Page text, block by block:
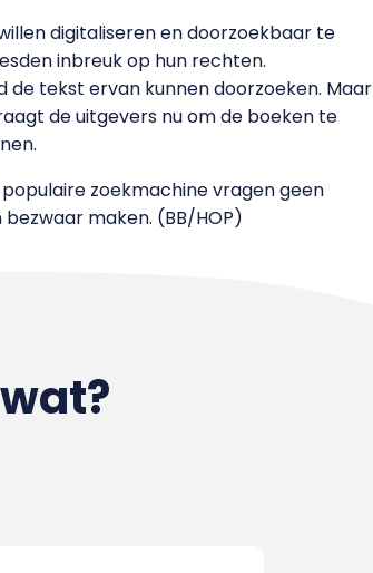
digitaliseren en doorzoekbaar te
inbreuk op hun rechten.
de tekst ervan kunnen doorzoeken. Maar
de uitgevers nu om de boeken te
zoekmachine vragen geen
maken. (BB/HOP)